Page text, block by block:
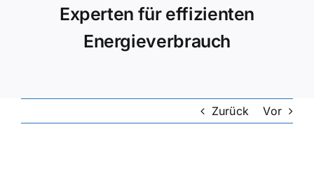
Experten für effizienten
Energieverbrauch
Zurück Vor